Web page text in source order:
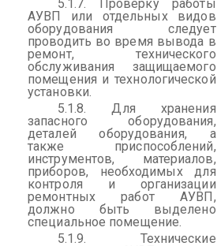
5.1.7. Проверку работы
АУВП или отдельных видов
оборудования следует
проводить во время вывода в
ремонт, технического
обслуживания защищаемого
помещения и технологической
установки.
5.1.8. Для хранения
запасного оборудования,
деталей оборудования, а
также приспособлений,
инструментов, материалов,
приборов, необходимых для
контроля и организации
ремонтных работ АУВП,
должно быть выделено
специальное помещение.
5.1.9. Технические